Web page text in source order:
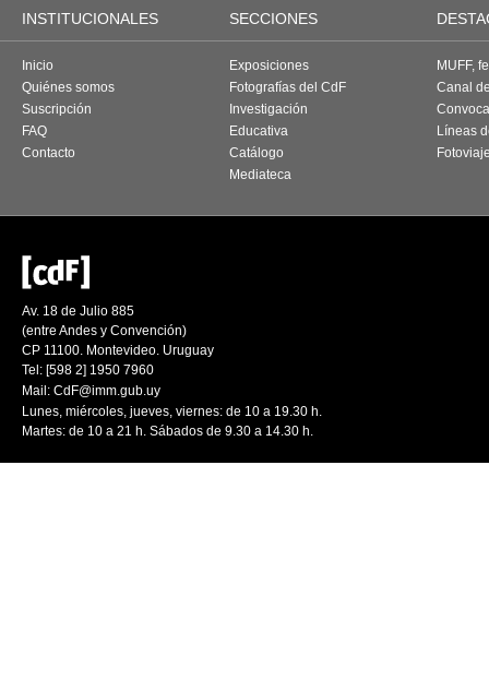
INSTITUCIONALES SECCIONES
Inicio
Quiénes somos
Suscripción
FAQ
Contacto
Exposiciones
Fotografías del CdF
Investigación
Educativa
Catálogo
Mediateca
MUFF,
Canal
Líneas
Av. 18 de Julio 885
(entre Andes y Convención)
CP 11100. Montevideo. Uruguay
Tel: [598 2] 1950 7960
Mail: CdF@imm.gub.uy
Lunes, miércoles, jueves, viernes: de 10 a 19.30 h.
Martes: de 10 a 21 h. Sábados de 9.30 a 14.30 h.